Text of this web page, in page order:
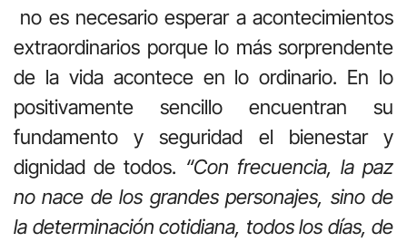
no es necesario esperar a acontecimientos
extraordinarios porque lo más sorprendente
de la vida acontece en lo ordinario. En lo
positivamente sencillo encuentran su
fundamento y seguridad el bienestar y
dignidad de todos. “Con frecuencia, la paz
no nace de los grandes personajes, sino de
la determinación cotidiana, todos los días, de